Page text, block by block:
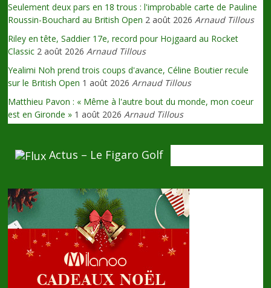
Seulement deux pars en 18 trous : l'improbable carte de Pauline
Roussin-Bouchard au British Open 2 août 2026 Arnaud Tillous
Riley en tête, Saddier 17e, record pour Hojgaard au Rocket
Classic 2 août 2026 Arnaud Tillous
Yealimi Noh prend trois coups d'avance, Céline Boutier recule
sur le British Open 1 août 2026 Arnaud Tillous
Matthieu Pavon : « Même à l'autre bout du monde, mon coeur
est en Gironde » 1 août 2026 Arnaud Tillous
Actus – Le Figaro Golf